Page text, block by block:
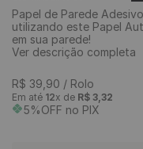
Papel de Parede
utilizando este Papel
em sua parede!
Ver descrição completa
R$ 39 90 / Rolo
Em até 12x de R$ 3,32
5%OFF no PIX
9º piso vinílico
10º piso vinílico click